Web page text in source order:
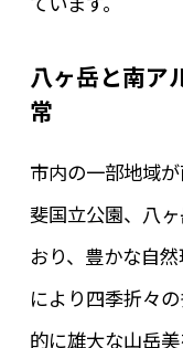
八ヶ岳と南ア
常
市内の一部地域
斐国立公園、八
おり、豊かな自
により四季折々
的に雄大な山岳美